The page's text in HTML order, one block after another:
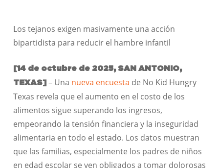
Los tejanos exigen masivamente una acción
bipartidista para reducir el hambre infantil
[14 de octubre de 2025, SAN ANTONIO,
TEXAS] – Una nueva encuesta de No Kid Hungry
Texas revela que el aumento en el costo de los
alimentos sigue superando los ingresos,
empeorando la tensión financiera y la inseguridad
alimentaria en todo el estado. Los datos muestran
que las familias, especialmente los padres de niños
en edad escolar se ven obligados a tomar dolorosas